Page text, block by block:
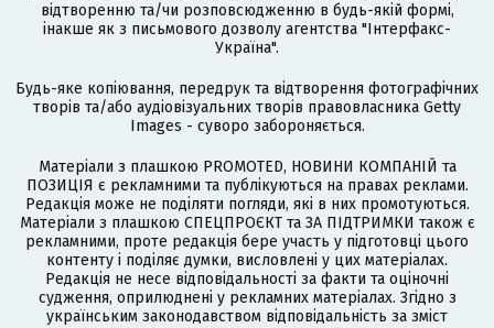
відтворенню та/чи розповсюдженню в будь-якій формі,
інакше як з письмового дозволу агентства "Інтерфакс-
Україна".
Будь-яке копіювання, передрук та відтворення фотографічних
творів та/або аудіовізуальних творів правовласника Getty
Images - суворо забороняється.
Матеріали з плашкою PROMOTED, НОВИНИ КОМПАНІЙ та
ПОЗИЦІЯ є рекламними та публікуються на правах реклами.
Редакція може не поділяти погляди, які в них промотуються.
Матеріали з плашкою СПЕЦПРОЄКТ та ЗА ПІДТРИМКИ також є
рекламними, проте редакція бере участь у підготовці цього
контенту і поділяє думки, висловлені у цих матеріалах.
Редакція не несе відповідальності за факти та оціночні
судження, оприлюднені у рекламних матеріалах. Згідно з
українським законодавством відповідальність за зміст